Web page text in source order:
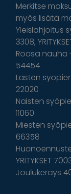
Merkitse
myös lisätä
Yleislahjoitus
3308,
Roosa nauha -
54454
Lasten
22020
Naisten
11060
Miesten
66358
YRITYKSET
Joulukeräys